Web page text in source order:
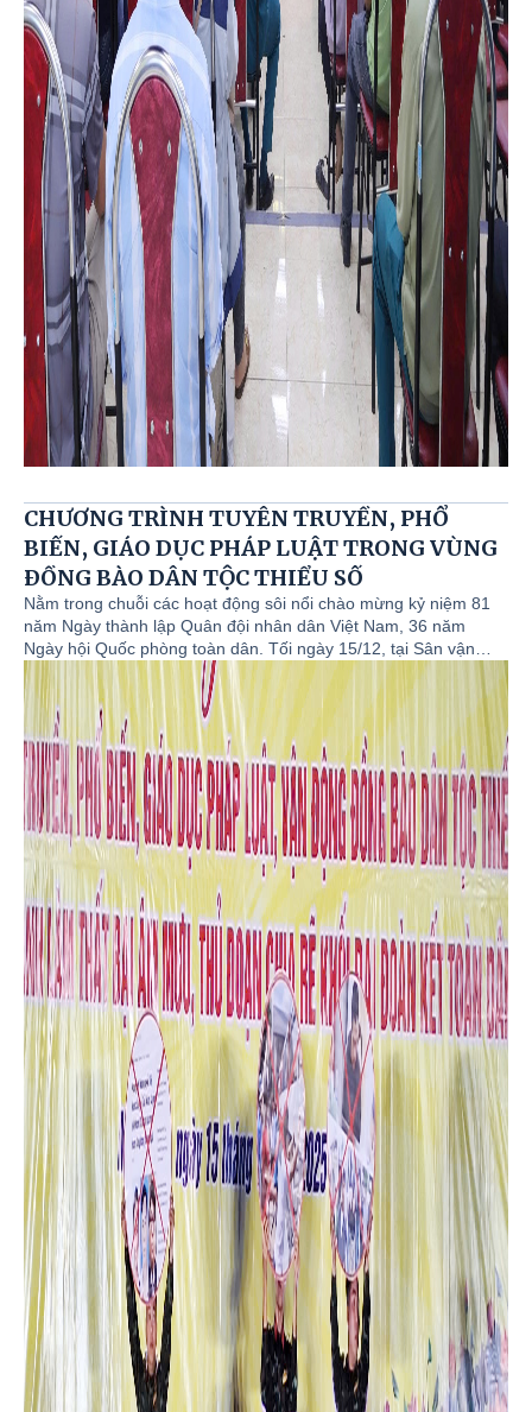
CHƯƠNG TRÌNH TUYÊN TRUYỀN, PHỔ
BIẾN, GIÁO DỤC PHÁP LUẬT TRONG VÙNG
ĐỒNG BÀO DÂN TỘC THIỂU SỐ
Nằm trong chuỗi các hoạt động sôi nổi chào mừng kỷ niệm 81
năm Ngày thành lập Quân đội nhân dân Việt Nam, 36 năm
Ngày hội Quốc phòng toàn dân. Tối ngày 15/12, tại Sân vận
động Khu 13, xã Minh Hòa, Lữ đoàn 72, Binh chủng Công binh
phối hợp với xã Minh Hòa tổ chức chương trình phối hợp tuyên
truyền, phổ biến, giáo dục pháp luật, vận động đồng bào dân
tộc thiểu số, tích cực đấu tranh làm thất bại âm mưu, thủ đoạn
chia rẽ khối đại đoàn kết toàn dân tộc. Dự và động viên chương
trình có đồng chí Đại tá Phạm Quyết Thành, Bí thư Đảng ủy,
Chính ủy Lữ đoàn 72; đồng chí Đỗ Quốc Dân, Phó Bí thư
Thường trực Đảng ủy; đồng chí Hà Thăng Long, UVBTV Đảng
ủy, Phó Chủ tịch UBND xã; lãnh đạo Phòng Văn hóa - Xã hội;
đại biểu các cơ quan Tham mưu, Chính trị, Hậu cần - Kỹ thuật
và cán bộ, chiến sĩ Tiểu đoàn 3, Lữ đoàn 72; các ban, ngành,
đoàn thể xã; Trường THCS Minh Hòa; Trường Mầm non Ngọc
Đồng, Ngọc Lập và đông đảo nhân dân các dân tộc trên địa bàn
xã tham gia…